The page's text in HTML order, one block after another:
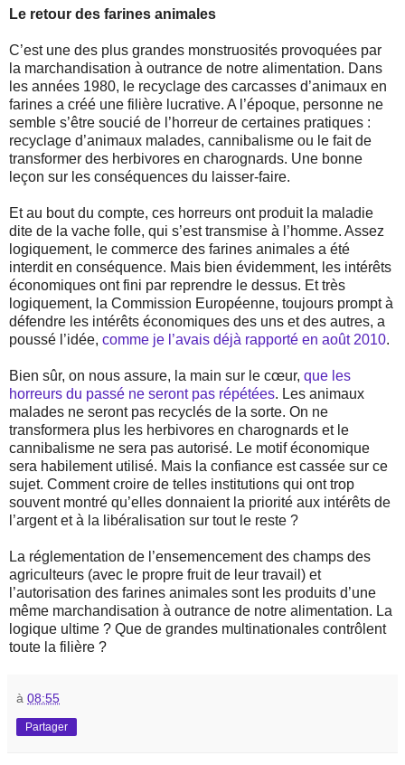
Le retour des farines animales
C’est une des plus grandes monstruosités provoquées par
la marchandisation à outrance de notre alimentation. Dans
les années 1980, le recyclage des carcasses d’animaux en
farines a créé une filière lucrative. A l’époque, personne ne
semble s’être soucié de l’horreur de certaines pratiques :
recyclage d’animaux malades, cannibalisme ou le fait de
transformer des herbivores en charognards. Une bonne
leçon sur les conséquences du laisser-faire.
Et au bout du compte, ces horreurs ont produit la maladie
dite de la vache folle, qui s’est transmise à l’homme. Assez
logiquement, le commerce des farines animales a été
interdit en conséquence. Mais bien évidemment, les intérêts
économiques ont fini par reprendre le dessus. Et très
logiquement, la Commission Européenne, toujours prompt à
défendre les intérêts économiques des uns et des autres, a
poussé l’idée, comme je l’avais déjà rapporté en août 2010.
Bien sûr, on nous assure, la main sur le cœur, que les
horreurs du passé ne seront pas répétées. Les animaux
malades ne seront pas recyclés de la sorte. On ne
transformera plus les herbivores en charognards et le
cannibalisme ne sera pas autorisé. Le motif économique
sera habilement utilisé. Mais la confiance est cassée sur ce
sujet. Comment croire de telles institutions qui ont trop
souvent montré qu’elles donnaient la priorité aux intérêts de
l’argent et à la libéralisation sur tout le reste ?
La réglementation de l’ensemencement des champs des
agriculteurs (avec le propre fruit de leur travail) et
l’autorisation des farines animales sont les produits d’une
même marchandisation à outrance de notre alimentation. La
logique ultime ? Que de grandes multinationales contrôlent
toute la filière ?
à 08:55
Partager